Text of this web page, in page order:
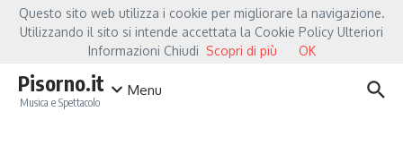
Salta al contenuto
Hot NewsFiorella Mannoia, a Capannori nasce “Anime Salve”: la data zero è
Pisorno.it
Musica e Spettacolo
Menu
Questo sito web utilizza i cookie per migliorare la navigazione.
Utilizzando il sito si intende accettata la Cookie Policy Ulteriori
Informazioni Chiudi Scopri di più OK